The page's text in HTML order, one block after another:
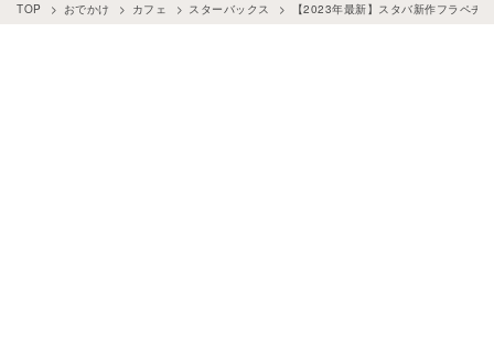
TOP おでかけ カフェ スターバックス 【2023年最新】スタバ新作フラペチ